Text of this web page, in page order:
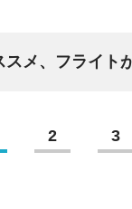
スメ、フライト
2 3